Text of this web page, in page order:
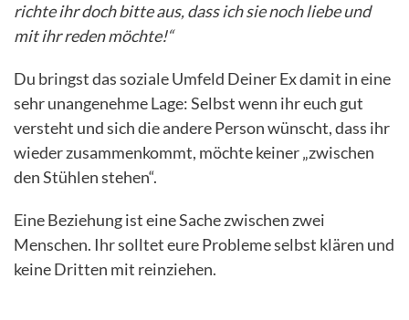
richte ihr doch bitte aus, dass ich sie noch liebe und
mit ihr reden möchte!“
Du bringst das soziale Umfeld Deiner Ex damit in eine
sehr unangenehme Lage: Selbst wenn ihr euch gut
versteht und sich die andere Person wünscht, dass ihr
wieder zusammenkommt, möchte keiner „zwischen
den Stühlen stehen“.
Eine Beziehung ist eine Sache zwischen zwei
Menschen. Ihr solltet eure Probleme selbst klären und
keine Dritten mit reinziehen.